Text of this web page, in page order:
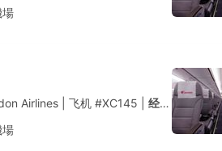
場
Airlines 飞机 #XC145 经济舱
場